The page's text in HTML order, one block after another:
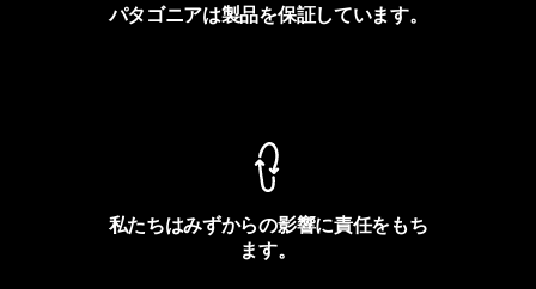
パタゴニアは製品を保証しています。
私たちはみずからの影響に責任をもち
ます。